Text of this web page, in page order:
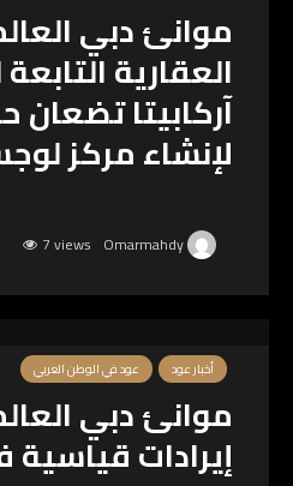
موانئ دبي
العقارية
آركابيتا تضعان
لإنشاء مركز
7 views
أخبار عود عود في الوطن العربي
موانئ دبي
إيرادات قياسية في